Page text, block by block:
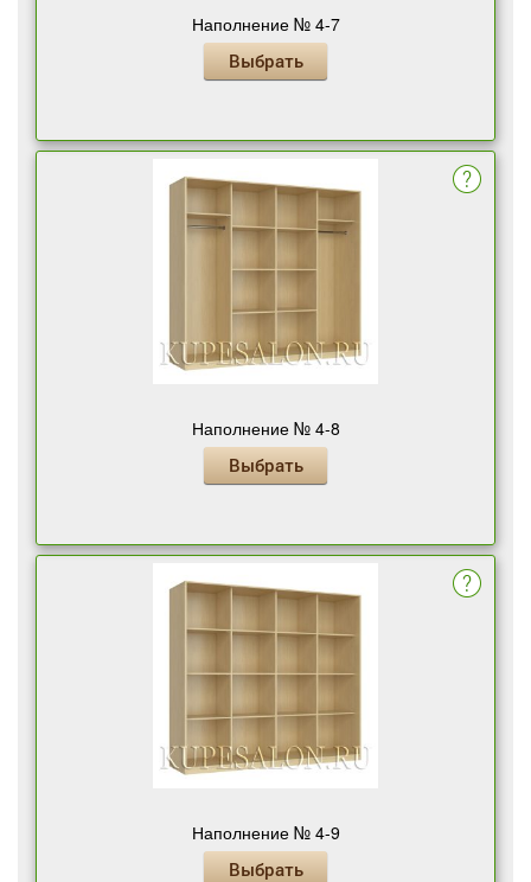
Наполнение № 4-7
Выбрать
Наполнение № 4-8
Выбрать
Наполнение № 4-9
Выбрать